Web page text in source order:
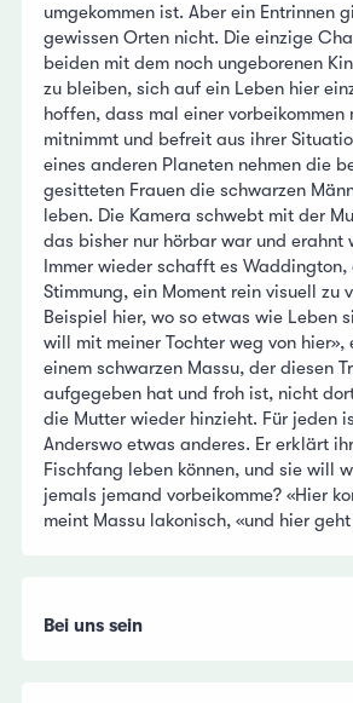
umgekommen ist. Aber ein Entrinnen
gewissen Orten nicht. Die einzige
beiden mit dem noch ungeborenen
zu bleiben, sich auf ein Leben hier
hoffen, dass mal einer vorbeikommen
mitnimmt und befreit aus ihrer
eines anderen Planeten nehmen die
gesitteten Frauen die schwarzen
leben. Die Kamera schwebt mit der
das bisher nur hörbar war und erahnt
Immer wieder schafft es
Stimmung, ein Moment rein visuell zu
Beispiel hier, wo so etwas wie Leben
will mit meiner Tochter weg von
einem schwarzen Massu, der diesen
aufgegeben hat und froh ist, nicht
die Mutter wieder hinzieht. Für jeden
Anderswo etwas anderes. Er erklärt
Fischfang leben können, und sie will
jemals jemand vorbeikomme? «Hier
meint Massu lakonisch, «und hier
Bei uns sein